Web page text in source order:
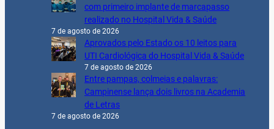
com primeiro implante de marcapasso
realizado no Hospital Vida & Saúde
7 de agosto de 2026
Aprovados pelo Estado os 10 leitos para
UTI Cardiológica do Hospital Vida & Saúde
7 de agosto de 2026
Entre pampas, colmeias e palavras:
Campinense lança dois livros na Academia
de Letras
7 de agosto de 2026